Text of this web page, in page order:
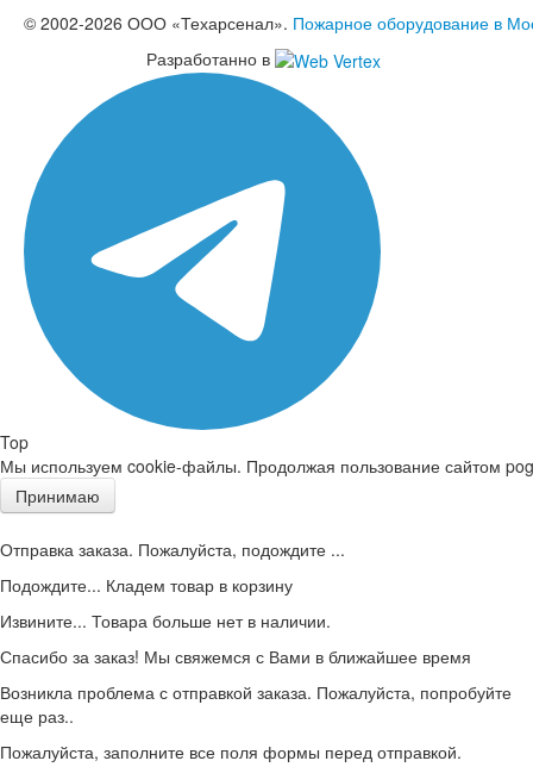
© 2002-2026 ООО «Техарсенал». Пожарное оборудование в
Разработанно в
Top
Мы используем cookie-файлы. Продолжая пользование сайтом
Принимаю
Отправка заказа. Пожалуйста, подождите ...
Подождите... Кладем товар в корзину
Извините... Товара больше нет в наличии.
Спасибо за заказ! Мы свяжемся с Вами в ближайшее время
Возникла проблема с отправкой заказа. Пожалуйста, попробуйте
еще раз..
Пожалуйста, заполните все поля формы перед отправкой.